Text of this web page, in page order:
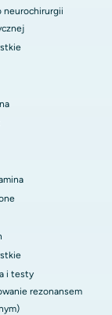
neurochirurgii
i testy
rezonansem